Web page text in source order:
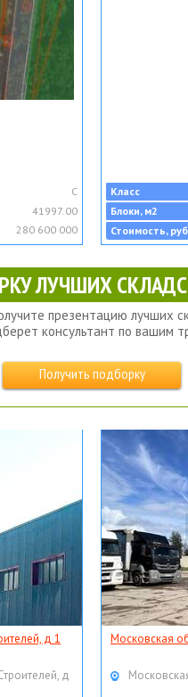
C
41997.00
280 600 000
Класс
Блоки, м2
Стоимость, руб
ЛУЧШИХ
презентацию лучших
консультант по вашим
Получить подборку
д 1
д
Московская